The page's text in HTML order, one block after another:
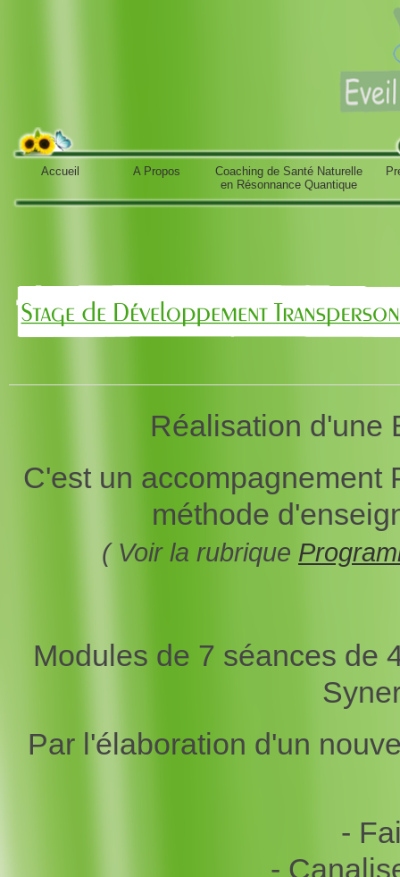
Accueil A Propos
Coaching de Santé Naturelle
en Résonnance Quantique
Réalisation d'une
C'est un accompagnement
méthode
( Voir la rubrique
Modules de 7 séances de
Par l'élaboration d'un
-
-